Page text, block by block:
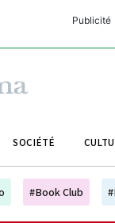
Publicité
SOCIÉTÉ
#Book Club